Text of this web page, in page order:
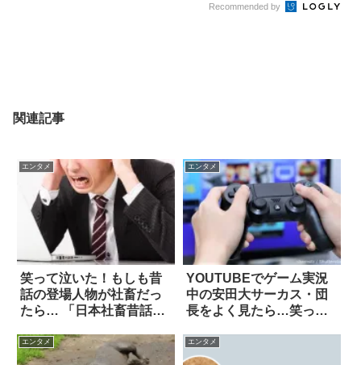
Recommended by
関連記事
エンタメ
笑って泣いた！もしも昔
話の登場人物が社畜だっ
たら… 「日本社畜昔話」
エンタメ
YOUTUBEでゲーム実況
中の安田大サーカス・団
長をよく見たら…笑っ
エンタメ エンタメ